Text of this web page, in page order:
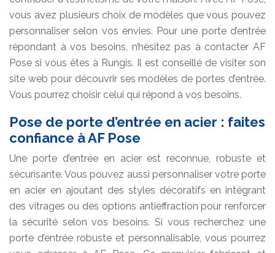
vous avez plusieurs choix de modèles que vous pouvez
personnaliser selon vos envies. Pour une porte d’entrée
répondant à vos besoins, n’hésitez pas à contacter AF
Pose si vous êtes à Rungis. Il est conseillé de visiter son
site web pour découvrir ses modèles de portes d’entrée.
Vous pourrez choisir celui qui répond à vos besoins.
Pose de porte d’entrée en acier : faites
confiance à AF Pose
Une porte d’entrée en acier est reconnue, robuste et
sécurisante. Vous pouvez aussi personnaliser votre porte
en acier en ajoutant des styles décoratifs en intégrant
des vitrages ou des options antieffraction pour renforcer
la sécurité selon vos besoins. Si vous recherchez une
porte d’entrée robuste et personnalisable, vous pourrez